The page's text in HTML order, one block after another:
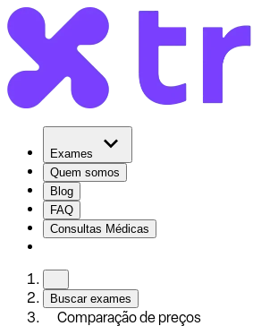
Exames
Quem somos
Blog
FAQ
Consultas Médicas
Buscar exames
Comparação de preços